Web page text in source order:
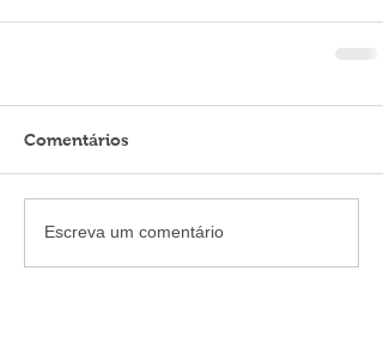
Comentários
Escreva um comentário